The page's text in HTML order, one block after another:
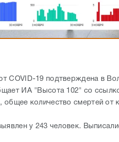
COVID-19 подтверждена в
ИА "Высота 102" со
общее количество смертей от
у 243 человек.